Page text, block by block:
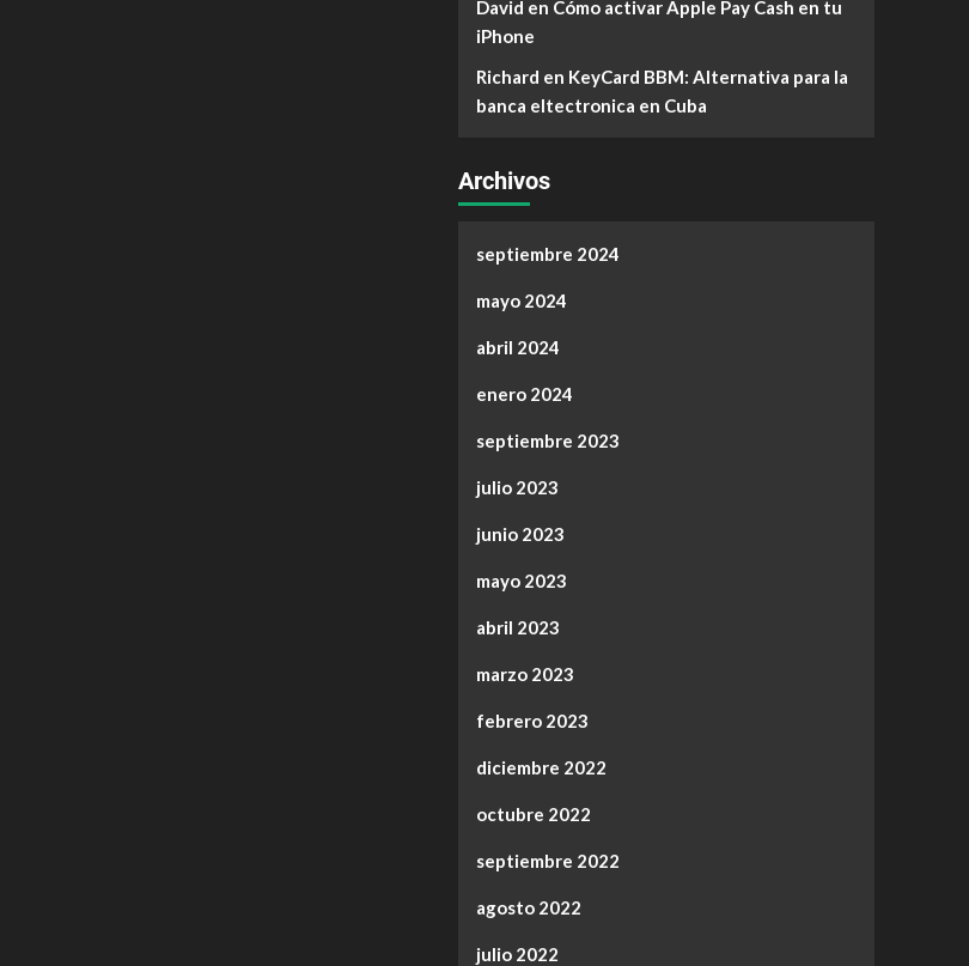
David en Cómo activar Apple Pay Cash en tu
iPhone
Richard en KeyCard BBM: Alternativa para la
banca eltectronica en Cuba
Archivos
septiembre 2024
mayo 2024
abril 2024
enero 2024
septiembre 2023
julio 2023
junio 2023
mayo 2023
abril 2023
marzo 2023
febrero 2023
diciembre 2022
octubre 2022
septiembre 2022
agosto 2022
julio 2022